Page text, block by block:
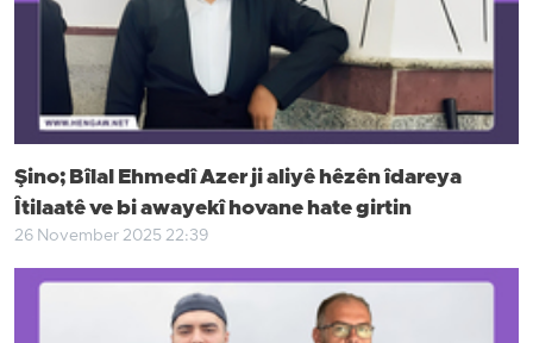
Şino; Bîlal Ehmedî Azer ji aliyê hêzên îdareya
Îtilaatê ve bi awayekî hovane hate girtin
26 November 2025 22:39